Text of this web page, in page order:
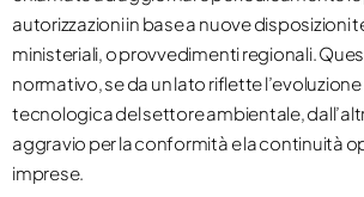
autorizzazioni in base a nuove disposizioni
ministeriali, o provvedimenti regionali.
normativo, se da un lato riflette
tecnologica del settore ambientale,
aggravio per la conformità e la continuità
imprese.